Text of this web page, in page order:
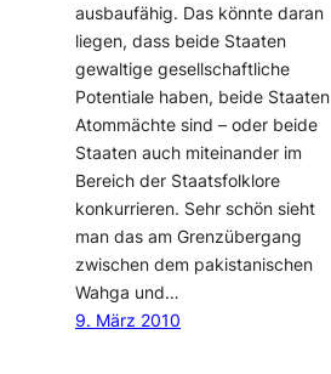
ausbaufähig. Das könnte daran
liegen, dass beide Staaten
gewaltige gesellschaftliche
Potentiale haben, beide Staaten
Atommächte sind – oder beide
Staaten auch miteinander im
Bereich der Staatsfolklore
konkurrieren. Sehr schön sieht
man das am Grenzübergang
zwischen dem pakistanischen
Wahga und…
9. März 2010